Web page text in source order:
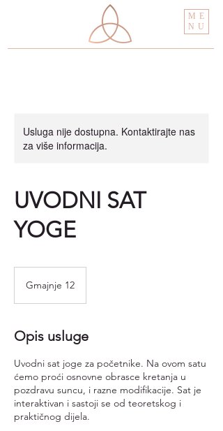
ME
NU
Usluga nije dostupna. Kontaktirajte nas
za više informacija.
UVODNI SAT
YOGE
Gmajnje 12
Opis usluge
Uvodni sat joge za početnike. Na ovom satu
ćemo proći osnovne obrasce kretanja u
pozdravu suncu, i razne modifikacije. Sat je
interaktivan i sastoji se od teoretskog i
praktičnog dijela.